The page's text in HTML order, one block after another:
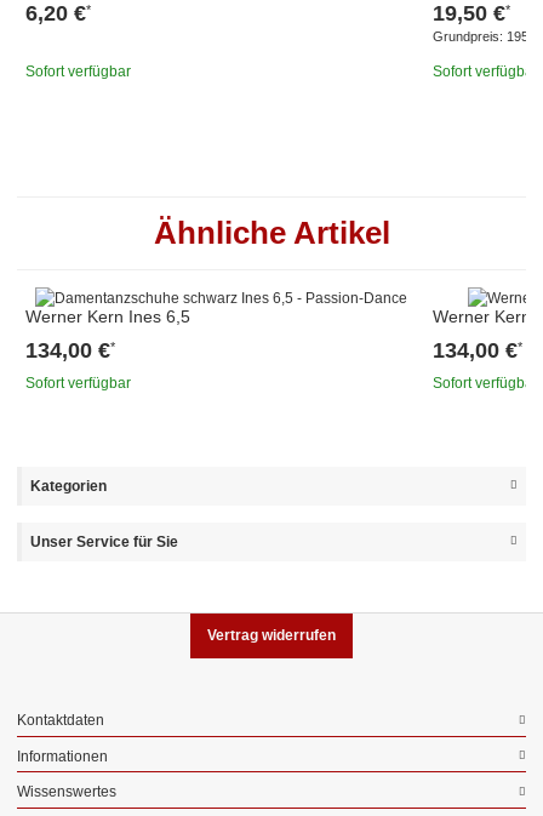
6,20 €*
Sofort verfügbar
19,50 €*
Grundpreis:
Sofort verfügbar
Ähnliche Artikel
Werner Kern Ines 6,5
134,00 €*
Sofort verfügbar
Werner Kern
134,00 €*
Sofort verfügbar
Kategorien
Unser Service für Sie
Vertrag widerrufen
Kontaktdaten
Informationen
Wissenswertes